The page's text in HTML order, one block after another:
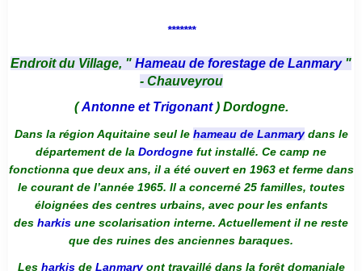
*******
Endroit du Village, " Hameau de forestage de Lanmary "
- Chauveyrou
(Antonne et Trigonant) Dordogne.
Dans la région Aquitaine seul le hameau de Lanmarydans le
département de la Dordogne fut installé. Ce camp ne
fonctionna que deux ans, il a été ouvert en 1963 et ferme dans
le courant de l’année 1965. Il a concerné 25 familles, toutes
éloignées des centres urbains, avec pour les enfants
des harkis une scolarisation interne. Actuellement il ne reste
que des ruines des anciennes baraques.
Les harkis de Lanmaryont travaillé dans la forêt domaniale